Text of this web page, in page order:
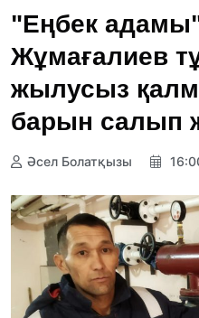
"Еңбек
Жұмағалиев
жылусыз
барын салып
Әсел Болатқызы